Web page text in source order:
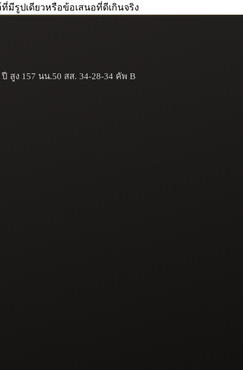
มีรูปเดียวหรือข้อเสนอที่ดีเกินจริง
ง 157 นน.50 สส. 34-28-34 คัพ B